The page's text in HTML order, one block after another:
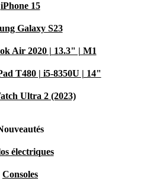
iPhone 15
Galaxy S23
Air 2020 | 13.3" | M1
T480 | i5-8350U | 14"
Ultra 2 (2023)
électriques
Consoles